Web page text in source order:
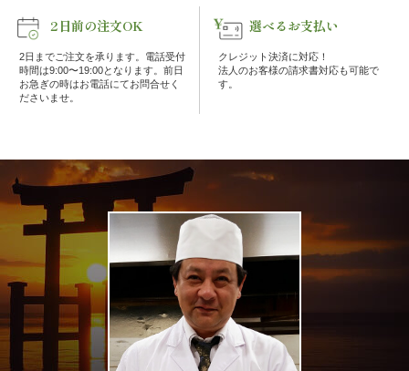
オ
ー
ブ
ル
寿
司
一
2日前の注文OK
2日までご注文を承ります。電話受付
時間は9:00〜19:00となります。前日
お急ぎの時はお電話にてお問合せく
ださいませ。
選べるお支払い
クレジット決済に対応！
法人のお客様の請求書対応も可能で
す。